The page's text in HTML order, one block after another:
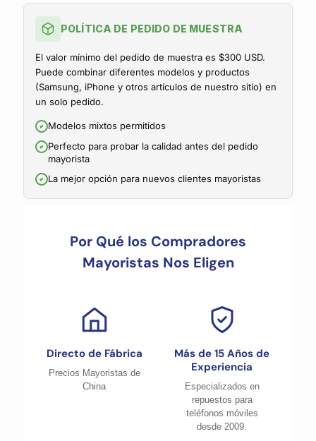
POLÍTICA DE PEDIDO DE MUESTRA
El valor mínimo del pedido de muestra es $300 USD.
Puede combinar diferentes modelos y productos
(Samsung, iPhone y otros artículos de nuestro sitio) en
un solo pedido.
Modelos mixtos permitidos
Perfecto para probar la calidad antes del pedido
mayorista
La mejor opción para nuevos clientes mayoristas
Por Qué los Compradores
Mayoristas Nos Eligen
Directo de Fábrica
Precios Mayoristas de
China
Más de 15 Años de
Experiencia
Especializados en
repuestos para
teléfonos móviles
desde 2009.